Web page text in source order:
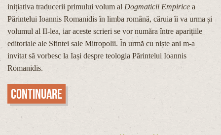
inițiativa traducerii primului volum al Dogmaticii Empirice a
Părintelui Ioannis Romanidis în limba română, căruia îi va urma și
volumul al II-lea, iar aceste scrieri se vor număra între aparițiile
editoriale ale Sfintei sale Mitropolii. În urmă cu niște ani m-a
invitat să vorbesc la Iași despre teologia Părintelui Ioannis
Romanidis.
Continuare